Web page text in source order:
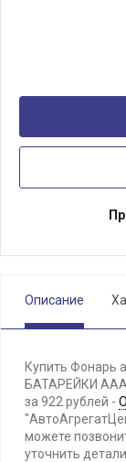
Описание
Купить Фонарь
БАТАРЕЙКИ ААА
за 922 рублей -
можете
уточнить детали.